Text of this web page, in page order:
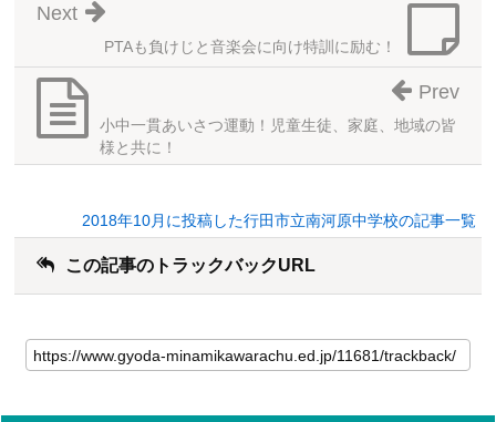
PTAも負けじと音楽会に向け特訓に励む！
Next
小中一貫あいさつ運動！児童生徒、家庭、地域の皆
様と共に！
Prev
2018年10月に投稿した行田市立南河原中学校の記事一覧
この記事のトラックバックURL